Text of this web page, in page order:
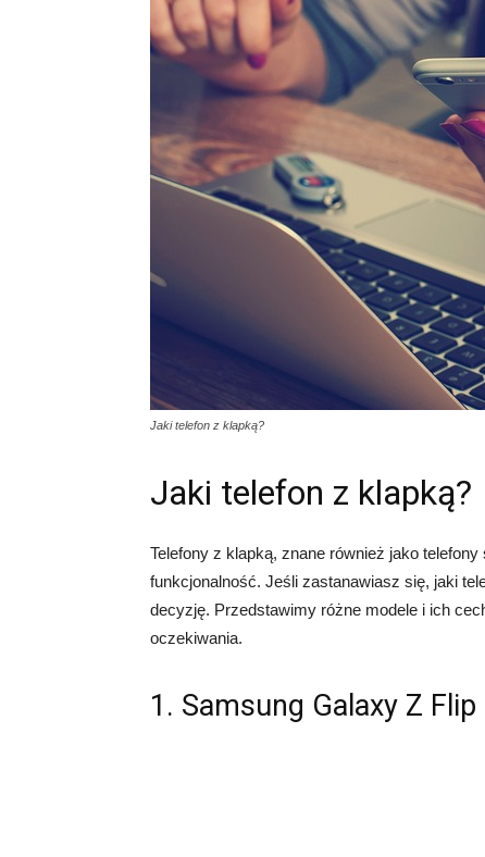
Jaki telefon z klapką?
Jaki telefon z klapką?
Telefony z klapką, znane również jako
funkcjonalność. Jeśli zastanawiasz się, jaki
decyzję. Przedstawimy różne modele i ich
oczekiwania.
1. Samsung Galaxy Z Flip